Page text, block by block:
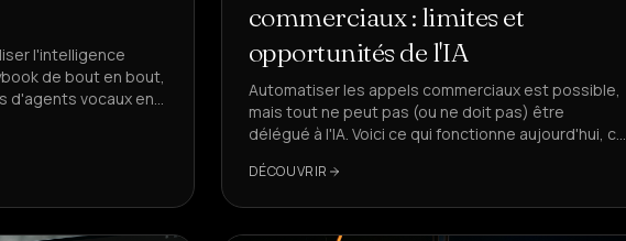
l'intelligence
de bout en bout,
d'agents vocaux en
commerciaux : limites et
opportunités de l'IA
Automatiser les appels commerciaux est possible,
mais tout ne peut pas (ou ne doit pas) être
délégué à l'IA. Voici ce qui fonctionne aujourd'hui, ce
productive et conforme, avec DeepAgent comme
DÉCOUVRIR